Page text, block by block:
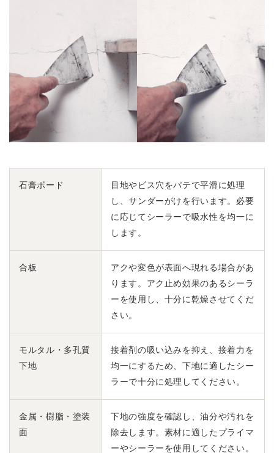
石膏ボード
目地やビス穴をパテで平滑に処理
し、サンダーがけを行います。必要
に応じてシーラーで吸水性を均一に
します。
合板
アクや変色が表面へ現れる場合があ
ります。アク止め効果のあるシーラ
ーを使用し、十分に乾燥させてくだ
さい。
モルタル・多孔質
下地
接着剤の吸い込みを抑え、接着力を
均一にするため、下地に適したシー
ラーで十分に処理してください。
金属・樹脂・塗装
面
下地の強度を確認し、油分や汚れを
除去します。素材に適したプライマ
ーやシーラーを使用してください。